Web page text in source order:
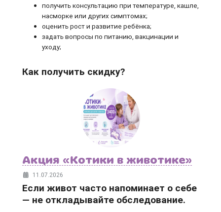
получить консультацию при температуре, кашле,
насморке или других симптомах;
оценить рост и развитие ребёнка;
задать вопросы по питанию, вакцинации и
уходу;
Как получить скидку?
Акция «Котики в животике»
11.07.2026
Если живот часто напоминает о себе
— не откладывайте обследование.